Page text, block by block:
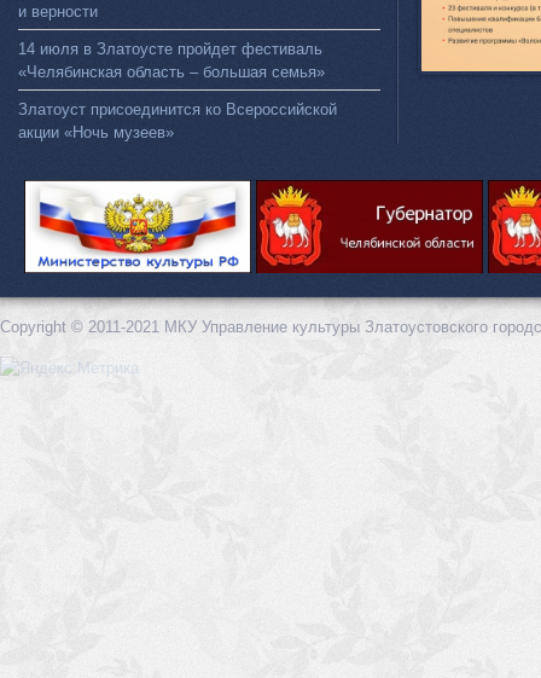
и верности
14 июля в Златоусте пройдет фестиваль
«Челябинская область – большая семья»
Златоуст присоединится ко Всероссийской
акции «Ночь музеев»
Copyright © 2011-2021 МКУ Управление культуры Златоустовского